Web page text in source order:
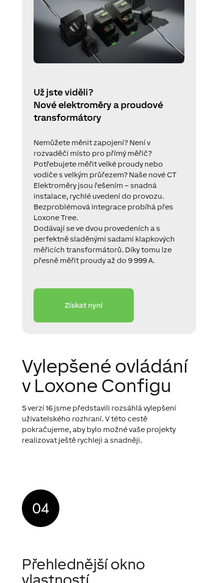
Už jste viděli?
Nové elektroměry a proudové
transformátory
Nemůžete měnit zapojení? Není v
rozvaděči místo pro přímý měřič?
Potřebujete měřit velké proudy nebo
vodiče s velkým průřezem? Naše nové CT
Elektroměry jsou řešením – snadná
instalace, rychlé uvedení do provozu.
Bezproblémová integrace probíhá přes
Loxone Tree.
Dodávají se ve dvou provedeních a s
perfektně sladěnými sadami klapkových
měřicích transformátorů. Díky tomu lze
přesně měřit proudy až do 9 999 A.
Získat nyní
Vylepšené ovládání
v Loxone Configu
S verzí 16 jsme představili rozsáhlá vylepšení
uživatelského rozhraní. V této cestě
pokračujeme, aby bylo možné vaše projekty
realizovat ještě rychleji a snadněji.
Přehlednější okno
vlastností